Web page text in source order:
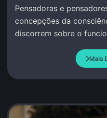
Pensadoras e
concepções da
discorrem sobre o
Mais